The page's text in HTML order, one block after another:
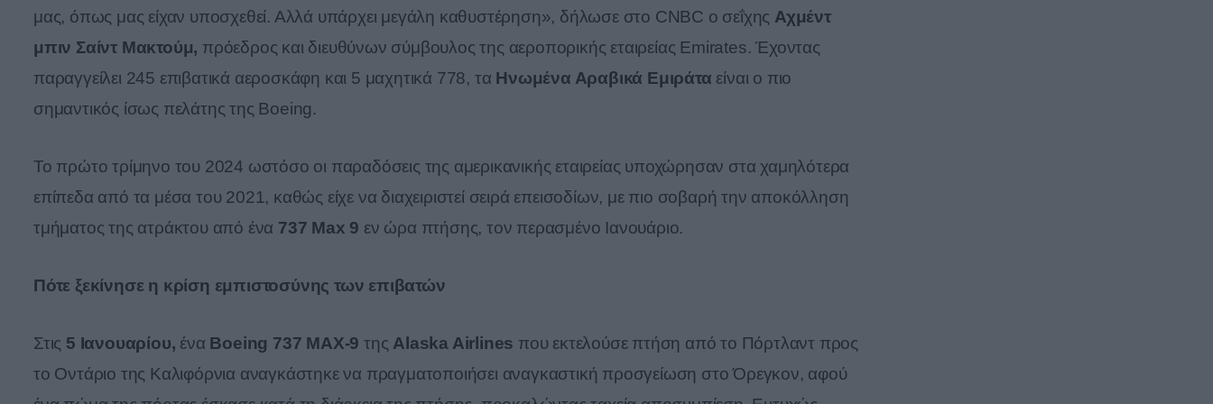
μας, όπως μας είχαν υποσχεθεί. Αλλά υπάρχει μεγάλη καθυστέρηση», δήλωσε στο CNBC ο σεΐχης Αχμέντ
μπιν Σαίντ Μακτούμ, πρόεδρος και διευθύνων σύμβουλος της αεροπορικής εταιρείας Emirates. Έχοντας
παραγγείλει 245 επιβατικά αεροσκάφη και 5 μαχητικά 778, τα Ηνωμένα Αραβικά Εμιράτα είναι ο πιο
σημαντικός ίσως πελάτης της Boeing.
Το πρώτο τρίμηνο του 2024 ωστόσο οι παραδόσεις της αμερικανικής εταιρείας υποχώρησαν στα χαμηλότερα
επίπεδα από τα μέσα του 2021, καθώς είχε να διαχειριστεί σειρά επεισοδίων, με πιο σοβαρή την αποκόλληση
τμήματος της ατράκτου από ένα 737 Max 9 εν ώρα πτήσης, τον περασμένο Ιανουάριο.
Πότε ξεκίνησε η κρίση εμπιστοσύνης των επιβατών
Στις 5 Ιανουαρίου, ένα Boeing 737 MAX-9 της Alaska Airlines που εκτελούσε πτήση από το Πόρτλαντ προς
το Οντάριο της Καλιφόρνια αναγκάστηκε να πραγματοποιήσει αναγκαστική προσγείωση στο Όρεγκον, αφού